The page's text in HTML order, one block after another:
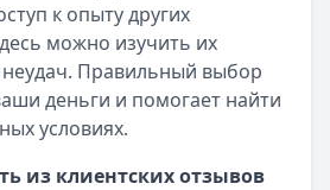
к опыту других
можно изучить их
неудач. Правильный выбор
деньги и помогает найти
условиях.
из клиентских отзывов